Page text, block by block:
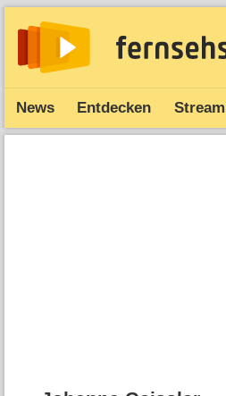
News Entdecken